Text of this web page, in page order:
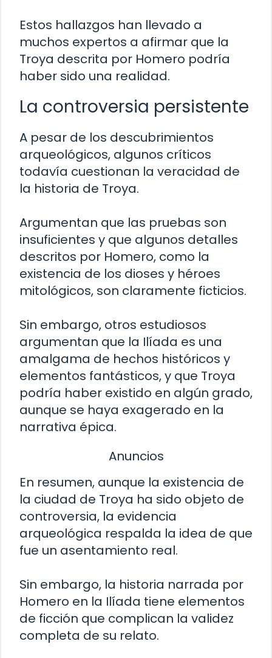
Estos hallazgos han llevado a
muchos expertos a afirmar que la
Troya descrita por Homero podría
haber sido una realidad.
La controversia persistente
A pesar de los descubrimientos
arqueológicos, algunos críticos
todavía cuestionan la veracidad de
la historia de Troya.
Argumentan que las pruebas son
insuficientes y que algunos detalles
descritos por Homero, como la
existencia de los dioses y héroes
mitológicos, son claramente ficticios.
Sin embargo, otros estudiosos
argumentan que la Ilíada es una
amalgama de hechos históricos y
elementos fantásticos, y que Troya
podría haber existido en algún grado,
aunque se haya exagerado en la
narrativa épica.
Anuncios
En resumen, aunque la existencia de
la ciudad de Troya ha sido objeto de
controversia, la evidencia
arqueológica respalda la idea de que
fue un asentamiento real.
Sin embargo, la historia narrada por
Homero en la Ilíada tiene elementos
de ficción que complican la validez
completa de su relato.